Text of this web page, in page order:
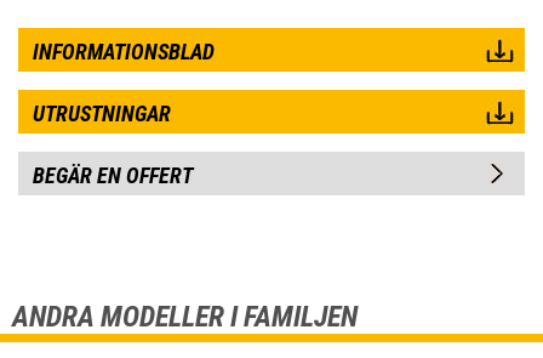
INFORMATIONSBLAD
UTRUSTNINGAR
BEGÄR EN OFFERT
ANDRA MODELLER I FAMILJEN